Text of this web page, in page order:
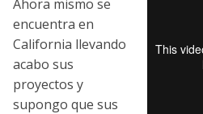
Ahora mismo se
encuentra en
California llevando
acabo sus
proyectos y
supongo que sus